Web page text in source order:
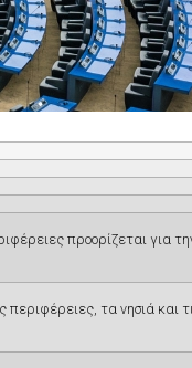
προορίζεται για
τα νησιά και